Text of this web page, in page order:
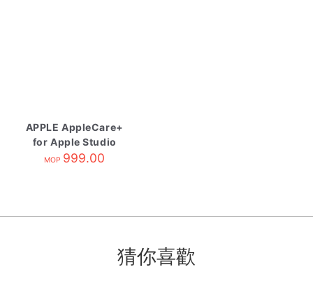
APPLE AppleCare+
for Apple Studio
Display
MOP 999.00
猜你喜歡